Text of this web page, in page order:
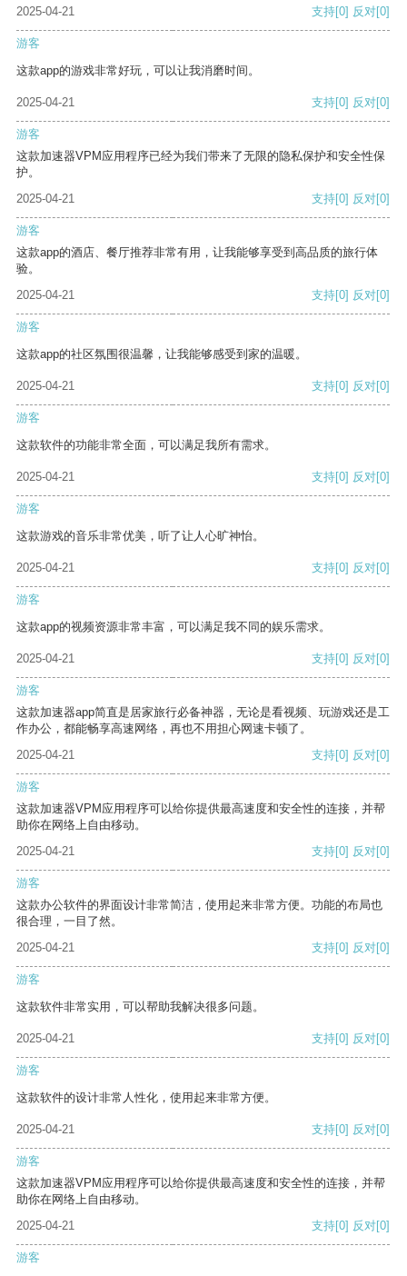
2025-04-21 支持[0] 反对[0]
游客
这款app的游戏非常好玩，可以让我消磨时间。
2025-04-21 支持[0] 反对[0]
游客
这款加速器VPM应用程序已经为我们带来了无限的隐私保护和安全性保
护。
2025-04-21
支持[0] 反对[0]
游客
这款app的酒店、餐厅推荐非常有用，让我能够享受到高品质的旅行体
验。
2025-04-21
支持[0] 反对[0]
游客
这款app的社区氛围很温馨，让我能够感受到家的温暖。
2025-04-21 支持[0] 反对[0]
游客
这款软件的功能非常全面，可以满足我所有需求。
2025-04-21 支持[0] 反对[0]
游客
这款游戏的音乐非常优美，听了让人心旷神怡。
2025-04-21 支持[0] 反对[0]
游客
这款app的视频资源非常丰富，可以满足我不同的娱乐需求。
2025-04-21 支持[0] 反对[0]
游客
这款加速器app简直是居家旅行必备神器，无论是看视频、玩游戏还是工
作办公，都能畅享高速网络，再也不用担心网速卡顿了。
2025-04-21
支持[0] 反对[0]
游客
这款加速器VPM应用程序可以给你提供最高速度和安全性的连接，并帮
助你在网络上自由移动。
2025-04-21
支持[0] 反对[0]
游客
这款办公软件的界面设计非常简洁，使用起来非常方便。功能的布局也
很合理，一目了然。
2025-04-21
支持[0] 反对[0]
游客
这款软件非常实用，可以帮助我解决很多问题。
2025-04-21 支持[0] 反对[0]
游客
这款软件的设计非常人性化，使用起来非常方便。
2025-04-21 支持[0] 反对[0]
游客
这款加速器VPM应用程序可以给你提供最高速度和安全性的连接，并帮
助你在网络上自由移动。
2025-04-21
支持[0] 反对[0]
游客